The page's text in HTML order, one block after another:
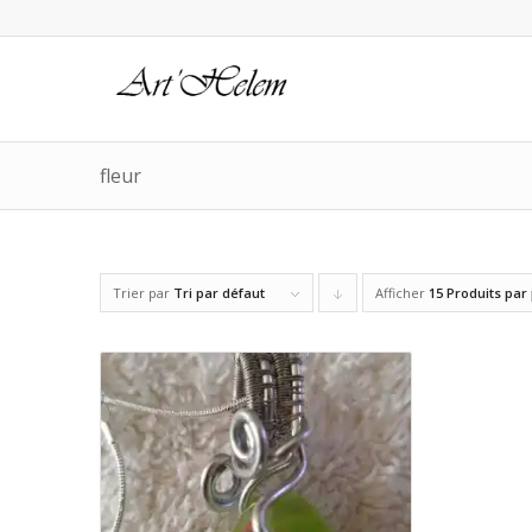
fleur
Trier par Tri par défaut Cliquer
trier
les
produits
en
ordre
Afficher 15 Produits par